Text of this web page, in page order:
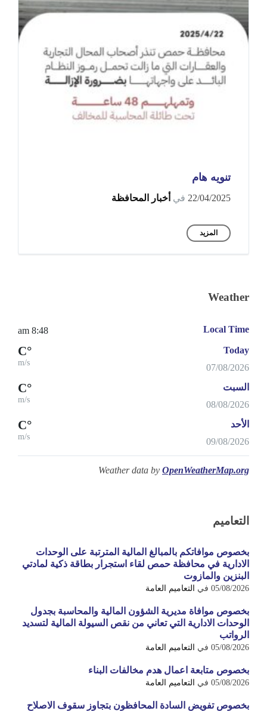
تنويه هام
22/04/2025 في أخبار المحافظة
المزيد
Weather
Local Time
8:48 am
Today
07/08/2026
°C
m/s
السبت
08/08/2026
°C
m/s
الأحد
09/08/2026
°C
m/s
Weather data by OpenWeatherMap.org
التعاميم
بخصوص موافاتكم بالمبالغ المالية المترتبة على الوحدات
الادارية في محافظة حمص لقاء استجرار بطاقة ذكية لمادتي
البنزين والمازوت
05/08/2026 في التعاميم العامة
بخصوص موافاة مديرية الشؤون المالية والمحاسبة بجدول
الوحدات الادارية التي تعاني من نقص السيولة المالية لتسديد
الرواتب
05/08/2026 في التعاميم العامة
بخصوص متابعة اعمال هدم مخالفات البناء
05/08/2026 في التعاميم العامة
بخصوص تفويض السادة المحافظون بتجاوز سقوف الاصلاح